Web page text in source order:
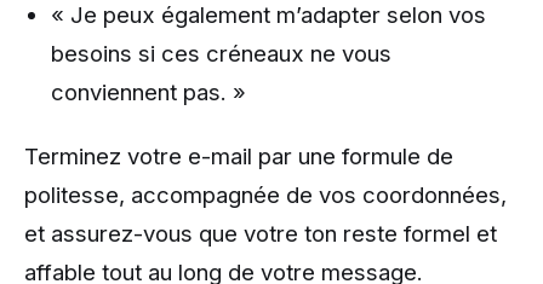
« Je peux également m’adapter selon vos
besoins si ces créneaux ne vous
conviennent pas. »
Terminez votre e-mail par une formule de
politesse, accompagnée de vos coordonnées,
et assurez-vous que votre ton reste formel et
affable tout au long de votre message.